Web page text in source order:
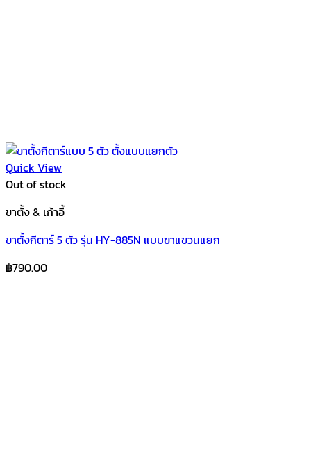
Quick View
Out of stock
ขาตั้ง & เก้าอี้
ขาตั้งกีตาร์ 5 ตัว รุ่น HY-885N แบบขาแขวนแยก
฿790.00